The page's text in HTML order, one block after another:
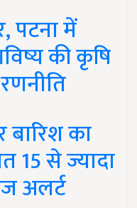
पटना में
की कृषि
का
15 से ज्यादा
अलर्ट